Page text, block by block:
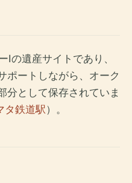
Iの遺産サイトであり、
ポートしながら、オーク
分として保存されていま
タ鉄道駅）。